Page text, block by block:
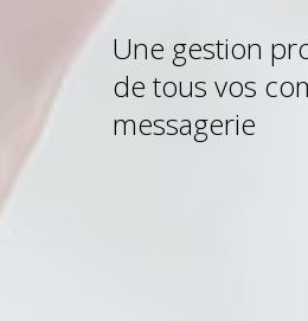
et
Une gestion
de tous vos
messagerie